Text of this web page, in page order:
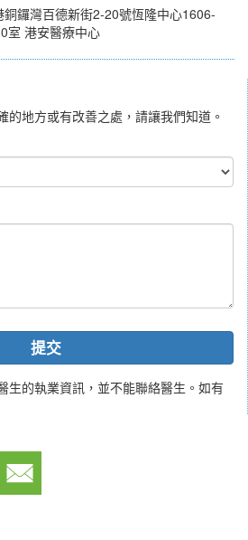
銅鑼灣百德新街2-20號恆隆中心1606-
室 港安醫療中心
的地方或有改善之處，請讓我們知道。
提交
生的執業資訊，並不能聯絡醫生。如有